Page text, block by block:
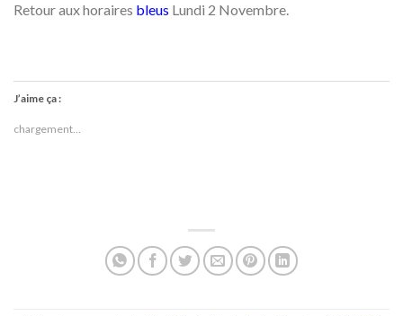
Retour aux horaires bleus Lundi 2 Novembre.
J’aime ça :
chargement…